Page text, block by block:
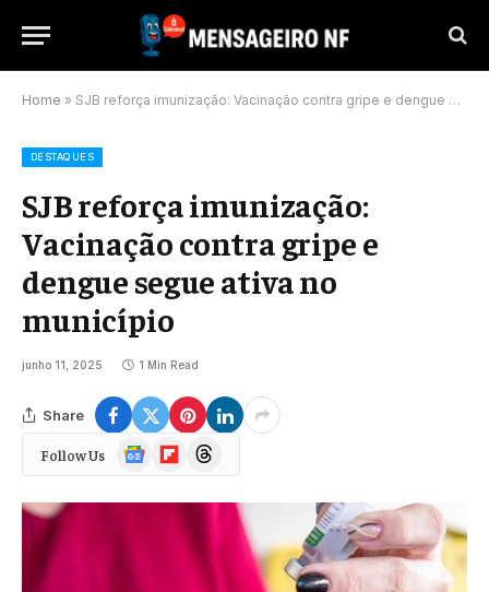
Home » SJB reforça imunização: Vacinação contra gripe e dengue segue ativa no município
DESTAQUES
SJB reforça imunização:
Vacinação contra gripe e
dengue segue ativa no
município
junho 11, 2025 1 Min Read
Share
Follow Us
Google
News
FlipboardThreads